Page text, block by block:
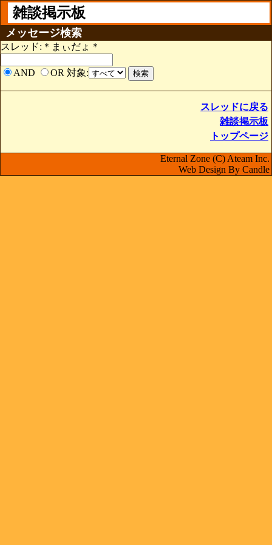
雑談掲示板
メッセージ検索
スレッド:＊まぃだょ＊
AND OR 対象:
スレッドに戻る
雑談掲示板
トップページ
Eternal Zone (C) Ateam Inc.
Web Design By Candle